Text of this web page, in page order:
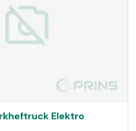
Elektro